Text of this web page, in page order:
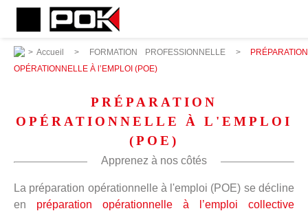
> Accueil > FORMATION PROFESSIONNELLE >
PRÉPARATION
OPÉRATIONNELLE À l’EMPLOI (POE)
PRÉPARATION
OPÉRATIONNELLE À L'EMPLOI
(POE)
Apprenez à nos côtés
La préparation opérationnelle à l'emploi (POE) se décline
en préparation opérationnelle à l’emploi collective